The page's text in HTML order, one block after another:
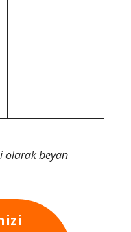
olarak beyan